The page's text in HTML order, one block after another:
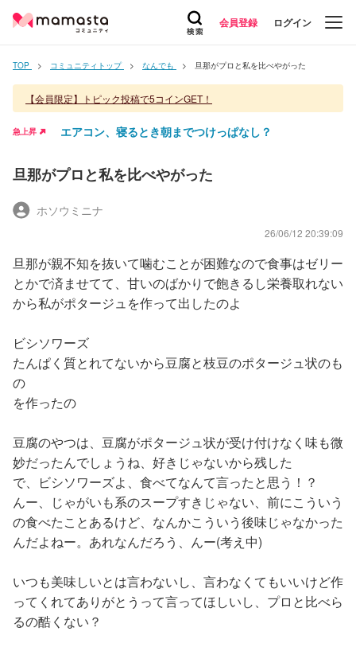
会員登録 ログイン
TOP コミュニティトップ なんでも 旦那がプロと私を比べやがった
【会員限定】トピック投稿で5コインGET！
急上昇 エアコン、寝るとき朝までつけっぱなし？
旦那がプロと私を比べやがった
ホソウミニナ
26/06/12 20:39:09
旦那が親不知を抜いて噛むことが困難なので食事はゼリー
とかで済ませてて、甘いのばかりで飽きるし栄養取れない
から私がポタージュを作って出したのよ
ビシソワーズ
たんぱく質とれてないから豆腐と枝豆のポタージュ状のも
の
を作ったの
豆腐のやつは、豆腐がポタージュ状が受け付けなく味も微
妙だったんでしょうね、好きじゃないから残した
で、ビシソワーズよ、食べてなんて言ったと思う！？
んー、じゃがいも系のスープすきじゃない、前にこういう
の食べたことあるけど、なんかこういう後味じゃなかった
んだよねー。あれなんだろう、んー(考え中)
いつも美味しいとは言わないし、言わなくてもいいけど作
ってくれてありがとうって言ってほしいし、プロと比べら
るの酷くない？